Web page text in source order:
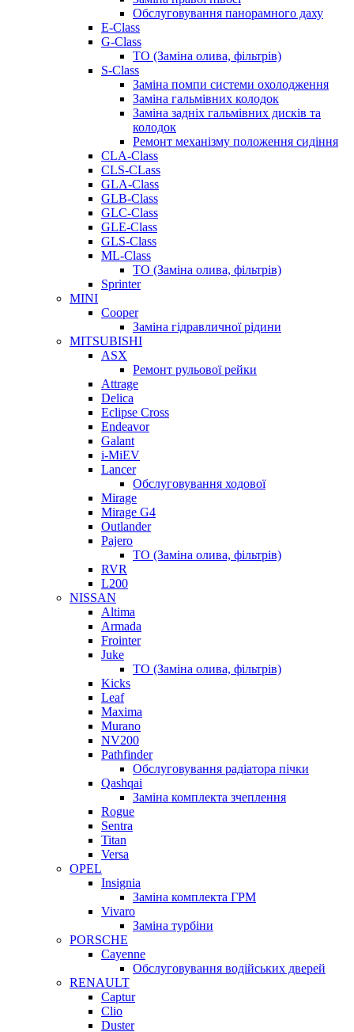
Обслуговування панорамного даху
E-Class
G-Class
ТО (Заміна олива, фільтрів)
S-Class
Заміна помпи системи охолодження
Заміна гальмівних колодок
Заміна задніх гальмівних дисків та
колодок
Ремонт механізму положення сидіння
CLA-Class
CLS-CLass
GLA-Class
GLB-Class
GLC-Class
GLE-Class
GLS-Class
ML-Class
ТО (Заміна олива, фільтрів)
Sprinter
MINI
Cooper
Заміна гідравличної рідини
MITSUBISHI
ASX
Ремонт рульової рейки
Attrage
Delica
Eclipse Cross
Endeavor
Galant
i-MiEV
Lancer
Обслуговування ходової
Mirage
Mirage G4
Outlander
Pajero
ТО (Заміна олива, фільтрів)
RVR
L200
NISSAN
Altima
Armada
Frointer
Juke
ТО (Заміна олива, фільтрів)
Kicks
Leaf
Maxima
Murano
NV200
Pathfinder
Обслуговування радіатора пічки
Qashqai
Заміна комплекта зчеплення
Rogue
Sentra
Titan
Versa
OPEL
Insignia
Заміна комплекта ГРМ
Vivaro
Заміна турбіни
PORSCHE
Cayenne
Обслуговування водійських дверей
RENAULT
Captur
Clio
Duster